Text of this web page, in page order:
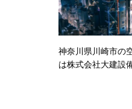
神奈川県川崎市の
は株式会社大建設